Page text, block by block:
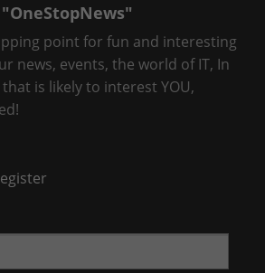
"OneStopNews"
point for fun and interesting
news, events, the world of IT, In
is likely to interest YOU,